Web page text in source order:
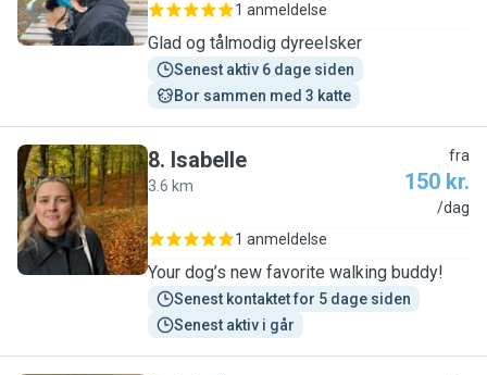
1 anmeldelse
Glad og tålmodig dyreelsker
Senest aktiv 6 dage siden
Bor sammen med 3 katte
I
8. Isabelle
3.6 km
fra
150 kr.
/dag
1 anmeldelse
Your dog’s new favorite walking buddy!
Senest kontaktet for 5 dage siden
Senest aktiv i går